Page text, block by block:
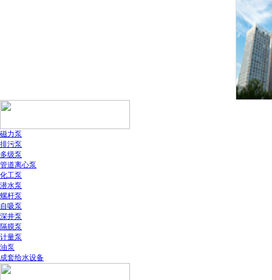
磁力泵
排污泵
多级泵
管道离心泵
化工泵
潜水泵
螺杆泵
自吸泵
深井泵
隔膜泵
计量泵
油泵
成套给水设备